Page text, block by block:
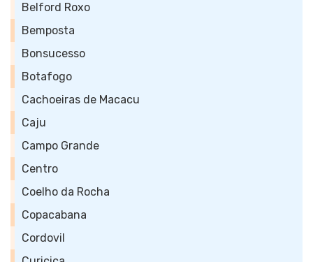
Belford Roxo
Bemposta
Bonsucesso
Botafogo
Cachoeiras de Macacu
Caju
Campo Grande
Centro
Coelho da Rocha
Copacabana
Cordovil